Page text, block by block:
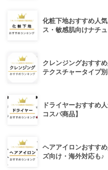
化粧下地おすすめ人
ス・敏感肌向けナチ
クレンジングおすす
テクスチャータイプ別
ドライヤーおすすめ
コスパ商品】
ヘアアイロンおすす
ズ向け・海外対応も♪